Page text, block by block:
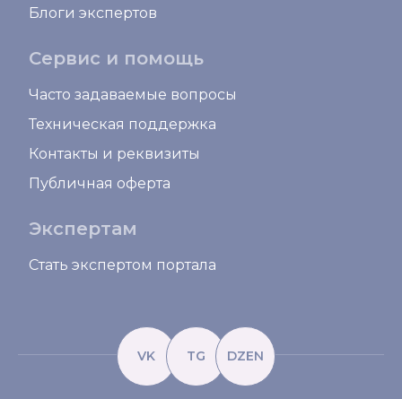
Блоги экспертов
Сервис и помощь
Часто задаваемые вопросы
Техническая поддержка
Контакты и реквизиты
Публичная оферта
Экспертам
Стать экспертом портала
VK TG DZEN